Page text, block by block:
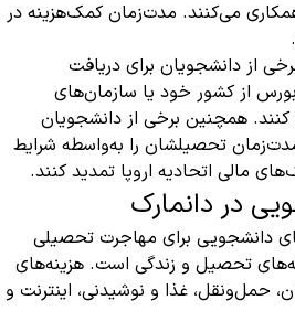
می‌کنند. مدت‌زمان کمک‌هزینه در
از دانشجویان برای دریافت
از کشور خود یا سازمان‌های
کنند. همچنین برخی از دانشجویان
مدت‌زمان تحصیلشان را به‌واسطه شرایط
مالی اتحادیه اروپا تمدید کنند.
در دانمارک
دانشجویی برای مهاجرت تحصیلی
تحصیل و زندگی است. هزینه‌های
حمل‌ونقل، غذا و نوشیدنی، اینترنت و